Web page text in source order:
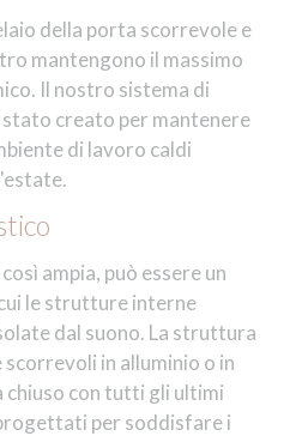
della porta scorrevole e
mantengono il massimo
Il nostro sistema di
creato per mantenere
di lavoro caldi
ampia, può essere un
le strutture interne
dal suono. La struttura
in alluminio o in
chiuso con tutti gli ultimi
per soddisfare i